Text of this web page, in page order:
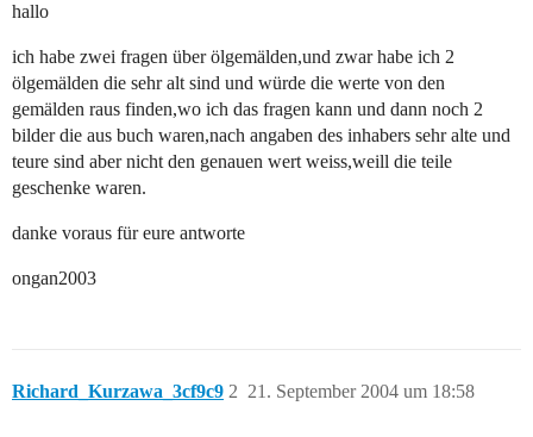
hallo
ich habe zwei fragen über ölgemälden,und zwar habe ich 2
ölgemälden die sehr alt sind und würde die werte von den
gemälden raus finden,wo ich das fragen kann und dann noch 2
bilder die aus buch waren,nach angaben des inhabers sehr alte und
teure sind aber nicht den genauen wert weiss,weill die teile
geschenke waren.
danke voraus für eure antworte
ongan2003
Richard_Kurzawa_3cf9c9 21. September 2004 um 18:58
2